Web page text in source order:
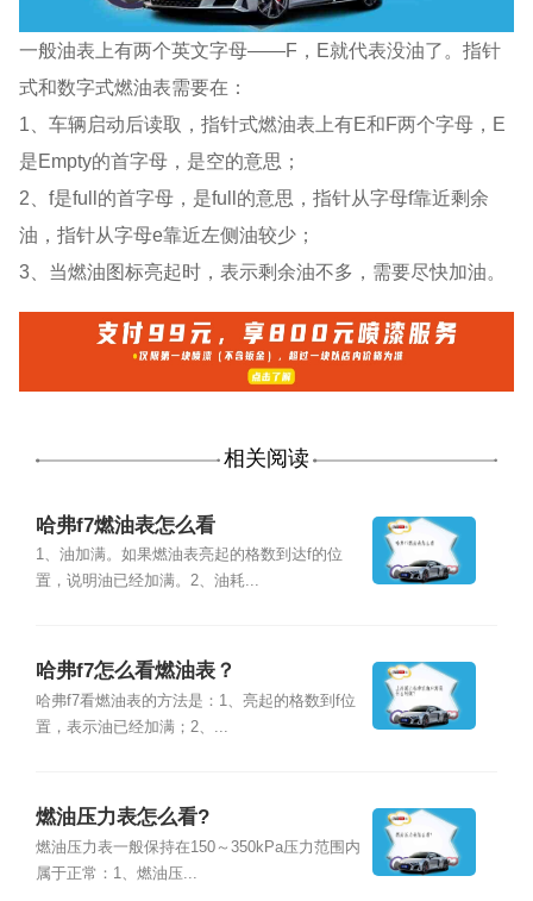
一般油表上有两个英文字母——F，E就代表没油了。指针
式和数字式燃油表需要在：
1、车辆启动后读取，指针式燃油表上有E和F两个字母，E
是Empty的首字母，是空的意思；
2、f是full的首字母，是full的意思，指针从字母f靠近剩余
油，指针从字母e靠近左侧油较少；
3、当燃油图标亮起时，表示剩余油不多，需要尽快加油。
相关阅读
哈弗f7燃油表怎么看
1、油加满。如果燃油表亮起的格数到达f的位
置，说明油已经加满。2、油耗...
哈弗f7怎么看燃油表？
哈弗f7看燃油表的方法是：1、亮起的格数到f位
置，表示油已经加满；2、...
燃油压力表怎么看?
燃油压力表一般保持在150～350kPa压力范围内
属于正常：1、燃油压...